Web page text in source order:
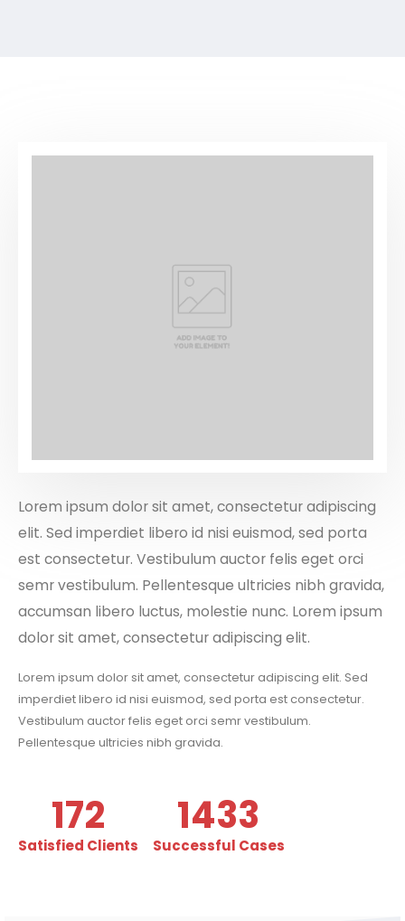
Lorem ipsum dolor sit amet, consectetur adipiscing
elit. Sed imperdiet libero id nisi euismod, sed porta
est consectetur. Vestibulum auctor felis eget orci
semr vestibulum. Pellentesque ultricies nibh gravida,
accumsan libero luctus, molestie nunc. Lorem ipsum
dolor sit amet, consectetur adipiscing elit.
Lorem ipsum dolor sit amet, consectetur adipiscing elit. Sed
imperdiet libero id nisi euismod, sed porta est consectetur.
Vestibulum auctor felis eget orci semr vestibulum.
Pellentesque ultricies nibh gravida.
187
Satisfied Clients
1555
Successful Cases